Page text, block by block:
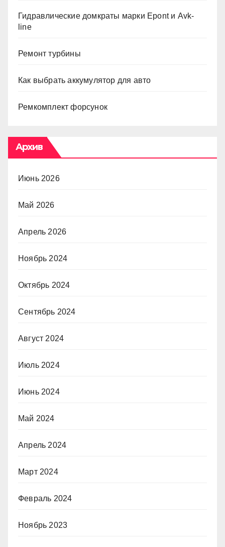
Гидравлические домкраты марки Epont и Avk-
line
Ремонт турбины
Как выбрать аккумулятор для авто
Ремкомплект форсунок
Архив
Июнь 2026
Май 2026
Апрель 2026
Ноябрь 2024
Октябрь 2024
Сентябрь 2024
Август 2024
Июль 2024
Июнь 2024
Май 2024
Апрель 2024
Март 2024
Февраль 2024
Ноябрь 2023